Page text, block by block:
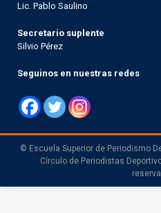
Lic. Pablo Saulino
Secretario suplente
Silvio Pérez
Seguinos en nuestras redes
© Escuela Superior de Periodismo
Círculo de Periodistas